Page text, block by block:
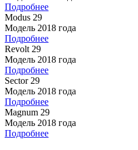
Подробнее
Modus 29
Модель 2018 года
Подробнее
Revolt 29
Модель 2018 года
Подробнее
Sector 29
Модель 2018 года
Подробнее
Magnum 29
Модель 2018 года
Подробнее